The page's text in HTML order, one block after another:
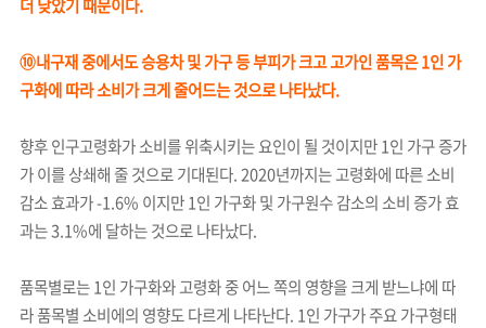
더 낮았기 때문이다.
⑩내구재 중에서도 승용차 및 가구 등 부피가 크고 고가인 품목은 1인 가
구화에 따라 소비가 크게 줄어드는 것으로 나타났다.
향후 인구고령화가 소비를 위축시키는 요인이 될 것이지만 1인 가구 증가
가 이를 상쇄해 줄 것으로 기대된다. 2020년까지는 고령화에 따른 소비
감소 효과가 -1.6% 이지만 1인 가구화 및 가구원수 감소의 소비 증가 효
과는 3.1%에 달하는 것으로 나타났다.
품목별로는 1인 가구화와 고령화 중 어느 쪽의 영향을 크게 받느냐에 따
라 품목별 소비에의 영향도 다르게 나타난다. 1인 가구가 주요 가구형태